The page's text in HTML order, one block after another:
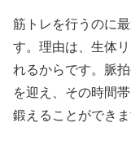
筋トレを行うのに
す。理由は、生体
れるからです。脈
を迎え、その時間
鍛えることができま